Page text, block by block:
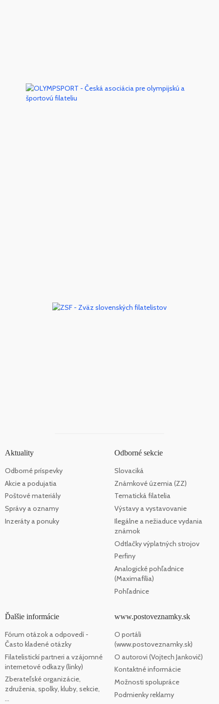
Aktuality
Odborné príspevky
Akcie a podujatia
Poštové materiály
Správy a oznamy
Inzeráty a ponuky
Odborné sekcie
Slovaciká
Známkové územia (ZZ)
Tematická filatelia
Výstavy a vystavovanie
Ilegálne a nežiaduce vydania
známok
Odtlačky výplatných strojov
Perfiny
Analogické pohľadnice
(Maximafília)
Pohľadnice
Ďalšie informácie
Fórum otázok a odpovedí -
Často kladené otázky
Filatelistickí partneri a vzájomné
internetové odkazy (linky)
Zberateľské organizácie,
združenia, spolky, kluby, sekcie,
...
www.postoveznamky.sk
O portáli
(www.postoveznamky.sk)
O autorovi (Vojtech Jankovič)
Kontaktné informácie
Možnosti spolupráce
Podmienky reklamy